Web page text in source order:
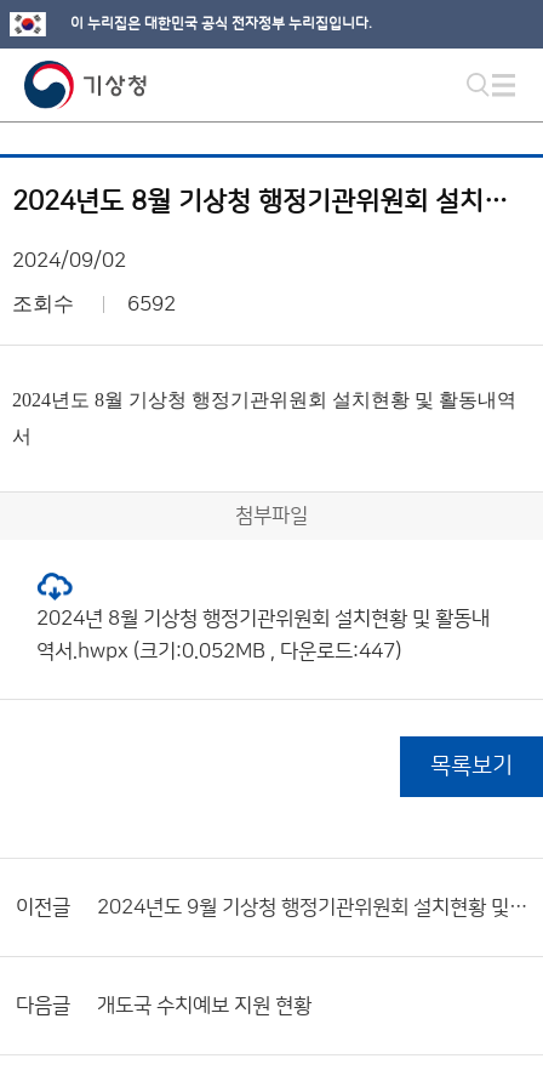
이 누리집은 대한민국 공식 전자정부 누리집입니다.
2024년도 8월 기상청 행정기관위원회 설치현황 및 활동내역서
2024/09/02
조회수 6592
2024년도 8월 기상청 행정기관위원회 설치현황 및 활동내역
서
첨부파일
2024년 8월 기상청 행정기관위원회 설치현황 및 활동내
역서.hwpx (크기:0.052MB , 다운로드:447)
목록보기
이전글 2024년도 9월 기상청 행정기관위원회 설치현황 및 활동내역서
다음글 개도국 수치예보 지원 현황